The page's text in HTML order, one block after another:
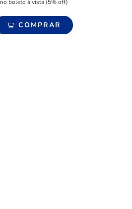
no boleto à vista (5% off)
COMPRAR